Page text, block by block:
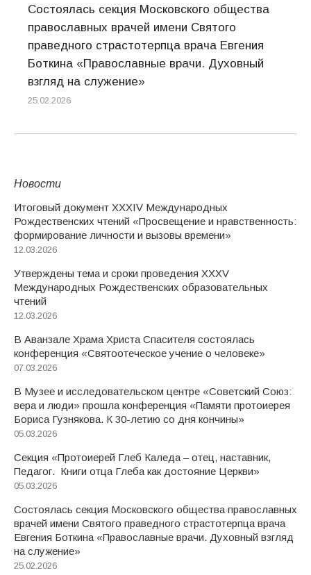
Состоялась секция Московского общества
православных врачей имени Святого
праведного страстотерпца врача Евгения
Боткина «Православные врачи. Духовный
взгляд на служение»
25.02.2026
Новости
Итоговый документ XXХIV Международных
Рождественских чтений «Просвещение и нравственность:
формирование личности и вызовы времени»
12.03.2026
Утверждены тема и сроки проведения XXXV
Международных Рождественских образовательных
чтений
12.03.2026
В Аванзале Храма Христа Спасителя состоялась
конференция «Святоотеческое учение о человеке»
07.03.2026
В Музее и исследовательском центре «Советский Союз:
вера и люди» прошла конференция «Памяти протоиерея
Бориса Гузнякова. К 30-летию со дня кончины»
05.03.2026
Секция «Протоиерей Глеб Каледа – отец, наставник,
Педагог. Книги отца Глеба как достояние Церкви»
05.03.2026
Состоялась секция Московского общества православных
врачей имени Святого праведного страстотерпца врача
Евгения Боткина «Православные врачи. Духовный взгляд
на служение»
25.02.2026